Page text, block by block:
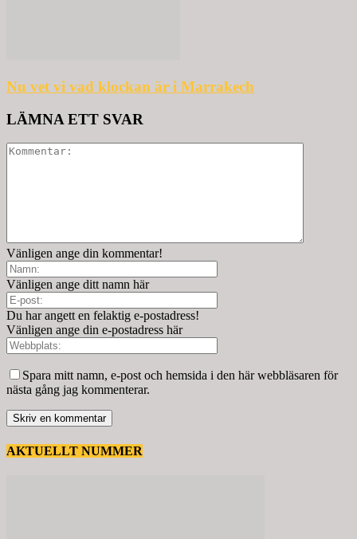
Nu vet vi vad klockan är i Marrakech
LÄMNA ETT SVAR
Vänligen ange din kommentar!
Vänligen ange ditt namn här
Du har angett en felaktig e-postadress!
Vänligen ange din e-postadress här
Spara mitt namn, e-post och hemsida i den här webbläsaren för
nästa gång jag kommenterar.
AKTUELLT NUMMER